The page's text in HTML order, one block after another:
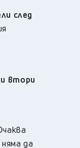
след
втори
да